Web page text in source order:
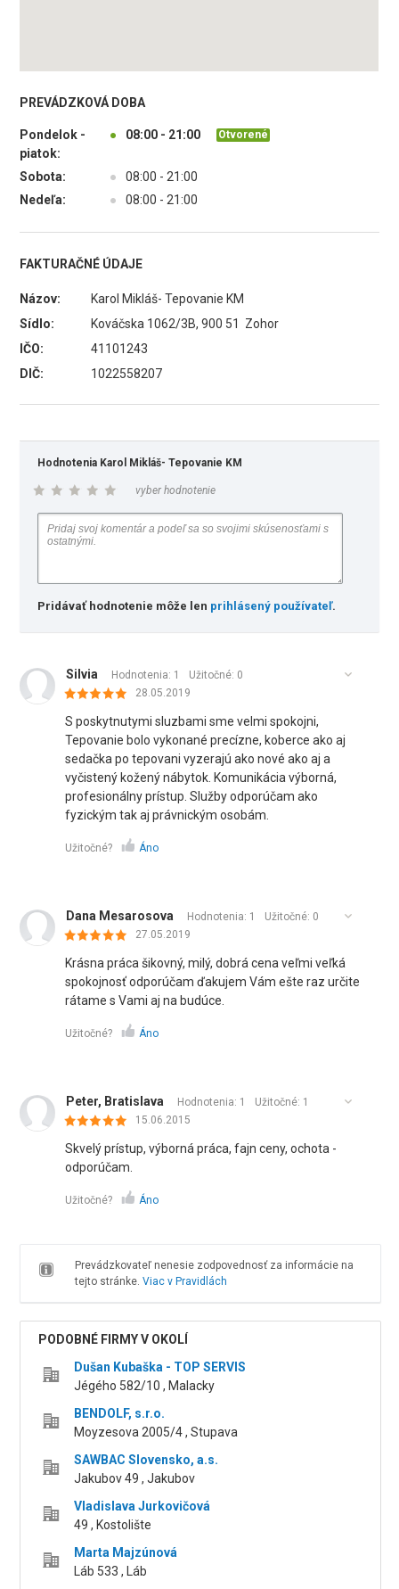
PREVÁDZKOVÁ DOBA
Pondelok -
piatok:
● 08:00 - 21:00 Otvorené
Sobota: ●
08:00 - 21:00
Nedeľa:
● 08:00 - 21:00
FAKTURAČNÉ ÚDAJE
Názov:
Karol Mikláš- Tepovanie KM
Sídlo:
Kováčska 1062/3B, 900 51 Zohor
IČO:
41101243
DIČ:
1022558207
Hodnotenia Karol Mikláš- Tepovanie KM
vyber hodnotenie
Pridávať hodnotenie môže len prihlásený používateľ.
Silvia Hodnotenia: 1 Užitočné: 0
28.05.2019
S poskytnutymi sluzbami sme velmi spokojni,
Tepovanie bolo vykonané precízne, koberce ako aj
sedačka po tepovani vyzerajú ako nové ako aj a
vyčistený kožený nábytok. Komunikácia výborná,
profesionálny prístup. Služby odporúčam ako
fyzickým tak aj právnickým osobám.
Užitočné? Áno
Dana Mesarosova Hodnotenia: 1 Užitočné: 0
27.05.2019
Krásna práca šikovný, milý, dobrá cena veľmi veľká
spokojnosť odporúčam ďakujem Vám ešte raz určite
rátame s Vami aj na budúce.
Užitočné? Áno
Peter, Bratislava Hodnotenia: 1 Užitočné: 1
15.06.2015
Skvelý prístup, výborná práca, fajn ceny, ochota -
odporúčam.
Užitočné? Áno
Prevádzkovateľ nenesie zodpovednosť za informácie na
tejto stránke. Viac v Pravidlách
PODOBNÉ FIRMY V OKOLÍ
Dušan Kubaška - TOP SERVIS
Jégého 582/10 , Malacky
BENDOLF, s.r.o.
Moyzesova 2005/4 , Stupava
SAWBAC Slovensko, a.s.
Jakubov 49 , Jakubov
Vladislava Jurkovičová
49 , Kostolište
Marta Majzúnová
Láb 533 , Láb